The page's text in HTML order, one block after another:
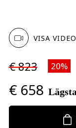
VISA
€ 823 20%
€ 658